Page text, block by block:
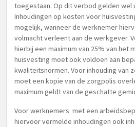
toegestaan. Op dit verbod gelden wel
Inhoudingen op kosten voor
mogelijk, wanneer de werknemer
volmacht verleent aan de werkgever.
hierbij een maximum van 25% van het
huisvesting moet ook voldoen aan
kwaliteitsnormen. Voor inhouding van
moet een kopie van de zorgpolis
maximum geldt van de geschatte
Voor werknemers met een
hiervoor vermelde inhoudingen ook